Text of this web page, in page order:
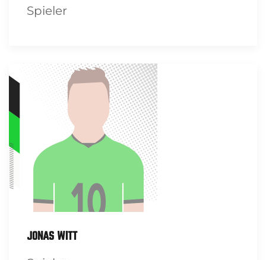
Spieler
JONAS WITT